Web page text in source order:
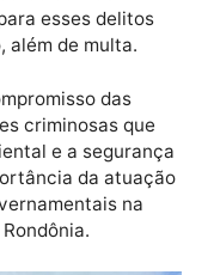
de substâncias
mineral causa
podem
da União e de
autorização,